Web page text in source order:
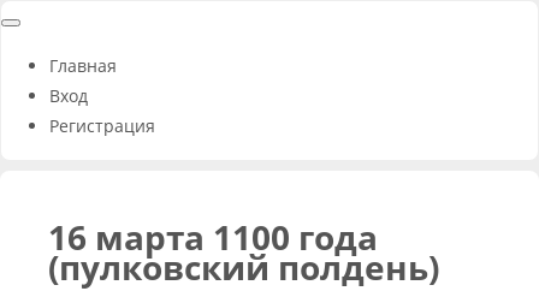
Главная
Вход
Регистрация
16 марта 1100 года
(пулковский полдень)